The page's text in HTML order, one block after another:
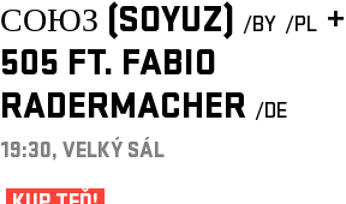
СОЮЗ (SOYUZ) /BY /PL +
505 FT. FABIO
RADERMACHER /DE
19:30, VELKÝ SÁL